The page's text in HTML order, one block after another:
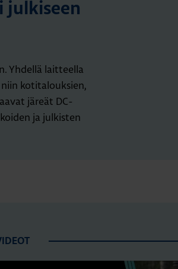
julkiseen
Yhdellä laitteella
kotitalouksien,
järeät DC-
ja julkisten